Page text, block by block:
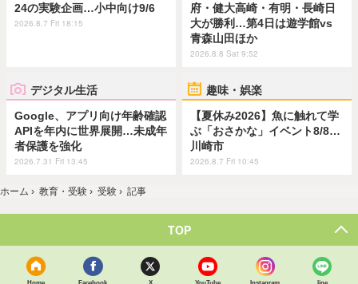
24の実験企画…小中向け9/6
2026.8.7 Fri 18:15
府・健大高崎・有明・長崎日
大が勝利…第4日は遊学館vs
青森山田ほか
2026.8.8 Sat 9:52
デジタル生活
Google、アプリ向け年齢確認
APIを年内に世界展開…未成年
者保護を強化
2026.7.31 Fri 13:45
趣味・娯楽
【夏休み2026】魚に触れて学
ぶ「おさかな」イベント8/8…
川崎市
2026.8.7 Fri 10:45
ホーム › 教育・受験 › 受験 › 記事
TOP
Home Facebook X YouTube Instagram line